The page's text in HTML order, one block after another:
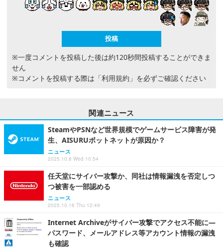
※一度コメントを投稿した後は約120秒間投稿することができま
せん
※コメントを投稿する際は 「利用規約」 を必ずご確認ください
関連ニュース
SteamやPSNなど世界規模でゲームサービス障害が発
生、AISURUボットネットが原因か？
ニュース
2025.10.8 Wed 10:54
任天堂にサイバー攻撃か、同社は情報漏洩を否定しつ
つ被害を一部認める
ニュース
2025.10.16 Thu 12:49
Internet Archiveがサイバー攻撃でアクセス不能に―
パスワード、メールアドレス等アカウント情報の漏洩
も確認